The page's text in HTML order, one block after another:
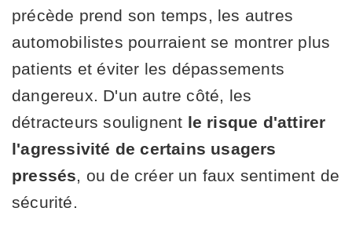
précède prend son temps, les autres
automobilistes pourraient se montrer plus
patients et éviter les dépassements
dangereux. D'un autre côté, les
détracteurs soulignent le risque d'attirer
l'agressivité de certains usagers
pressés, ou de créer un faux sentiment de
sécurité.